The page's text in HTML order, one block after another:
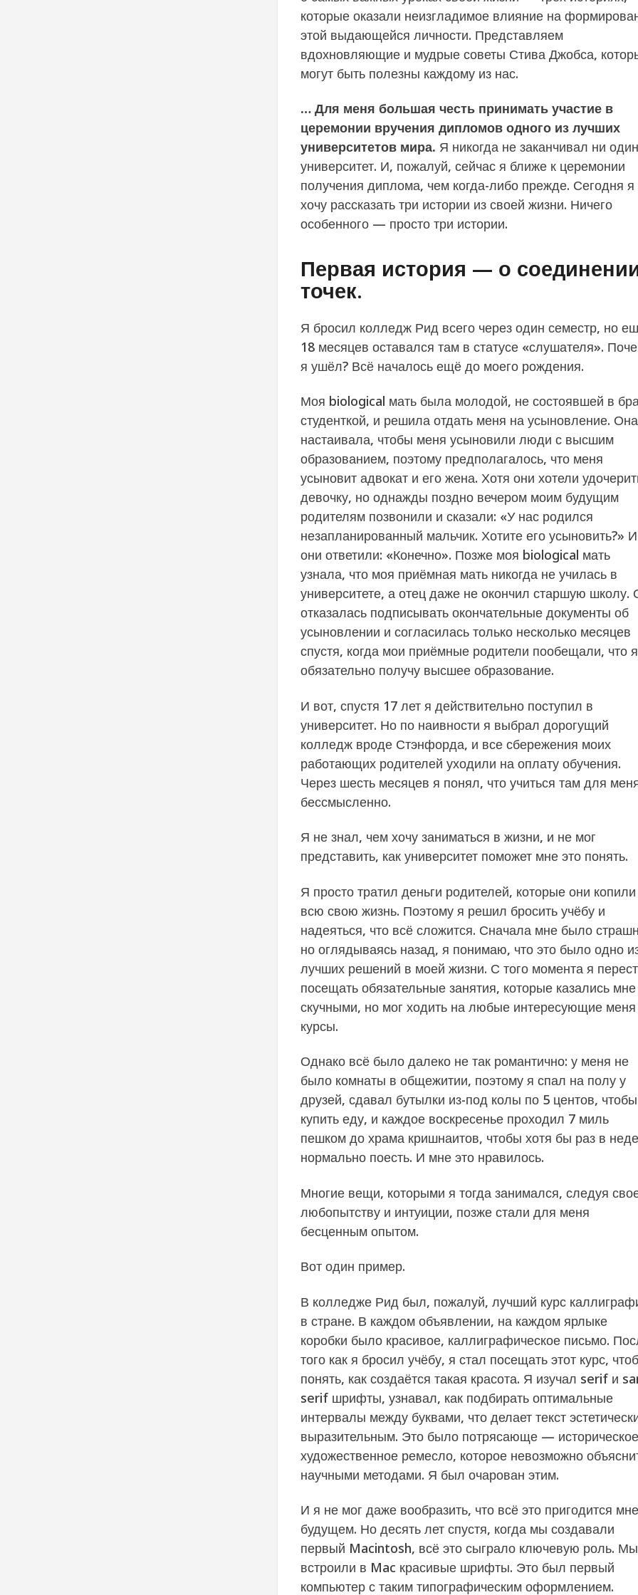
которые оказали неизгладимое влияние на
этой выдающейся личности. Представляем
вдохновляющие и мудрые советы Стива Джобса,
могут быть полезны каждому из нас.
… Для меня большая честь принимать участие в
церемонии вручения дипломов одного из лучших
университетов мира. Я никогда не заканчивал ни один
университет. И, пожалуй, сейчас я ближе к церемонии
получения диплома, чем когда-либо прежде. Сегодня я
хочу рассказать три истории из своей жизни. Ничего
особенного — просто три истории.
Первая история — о
точек.
Я бросил колледж Рид всего через один семестр, но
18 месяцев оставался там в статусе «слушателя».
я ушёл? Всё началось ещё до моего рождения.
Моя biological мать была молодой, не состоявшей в
студенткой, и решила отдать меня на усыновление. Она
настаивала, чтобы меня усыновили люди с высшим
образованием, поэтому предполагалось, что меня
усыновит адвокат и его жена. Хотя они хотели
девочку, но однажды поздно вечером моим будущим
родителям позвонили и сказали: «У нас родился
незапланированный мальчик. Хотите его усыновить?» И
они ответили: «Конечно». Позже моя biological мать
узнала, что моя приёмная мать никогда не училась в
университете, а отец даже не окончил старшую школу.
отказалась подписывать окончательные документы об
усыновлении и согласилась только несколько месяцев
спустя, когда мои приёмные родители пообещали, что я
обязательно получу высшее образование.
И вот, спустя 17 лет я действительно поступил в
университет. Но по наивности я выбрал дорогущий
колледж вроде Стэнфорда, и все сбережения моих
работающих родителей уходили на оплату обучения.
Через шесть месяцев я понял, что учиться там для
бессмысленно.
Я не знал, чем хочу заниматься в жизни, и не мог
представить, как университет поможет мне это понять.
Я просто тратил деньги родителей, которые они копили
всю свою жизнь. Поэтому я решил бросить учёбу и
надеяться, что всё сложится. Сначала мне было
но оглядываясь назад, я понимаю, что это было одно
лучших решений в моей жизни. С того момента я
посещать обязательные занятия, которые казались мне
скучными, но мог ходить на любые интересующие меня
курсы.
Однако всё было далеко не так романтично: у меня не
было комнаты в общежитии, поэтому я спал на полу у
друзей, сдавал бутылки из-под колы по 5 центов, чтобы
купить еду, и каждое воскресенье проходил 7 миль
пешком до храма кришнаитов, чтобы хотя бы раз в
нормально поесть. И мне это нравилось.
Многие вещи, которыми я тогда занимался, следуя
любопытству и интуиции, позже стали для меня
бесценным опытом.
Вот один пример.
В колледже Рид был, пожалуй, лучший курс
в стране. В каждом объявлении, на каждом ярлыке
коробки было красивое, каллиграфическое письмо.
того как я бросил учёбу, я стал посещать этот курс,
понять, как создаётся такая красота. Я изучал serif и
serif шрифты, узнавал, как подбирать оптимальные
интервалы между буквами, что делает текст
выразительным. Это было потрясающе —
художественное ремесло, которое невозможно
научными методами. Я был очарован этим.
И я не мог даже вообразить, что всё это пригодится
будущем. Но десять лет спустя, когда мы создавали
первый Macintosh, всё это сыграло ключевую роль. Мы
встроили в Mac красивые шрифты. Это был первый
компьютер с таким типографическим оформлением.